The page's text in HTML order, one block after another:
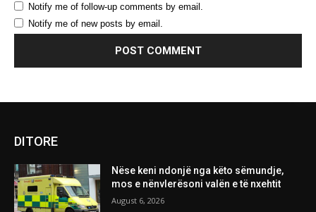
Notify me of follow-up comments by email.
Notify me of new posts by email.
DITORE
Nëse keni ndonjë nga këto sëmundje,
mos e nënvlerësoni valën e të nxehtit
August 6, 2026